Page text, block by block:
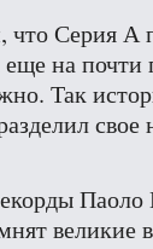
что Серия А
на почти
Так
свое
великие